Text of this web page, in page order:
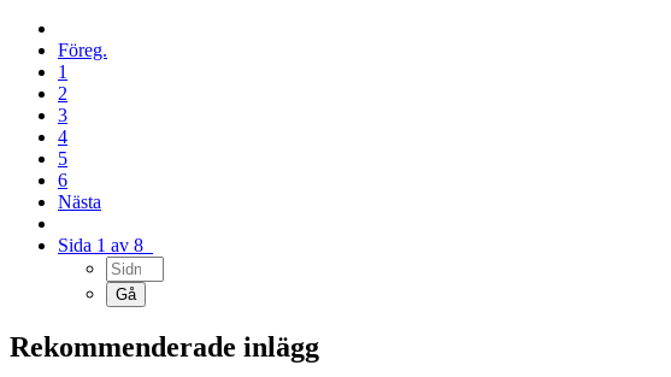
Föreg.
1
2
3
4
5
6
Nästa
Sida 1 av 8
Rekommenderade inlägg